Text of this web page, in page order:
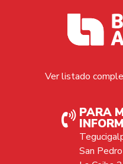
Ver listado
PARA
San